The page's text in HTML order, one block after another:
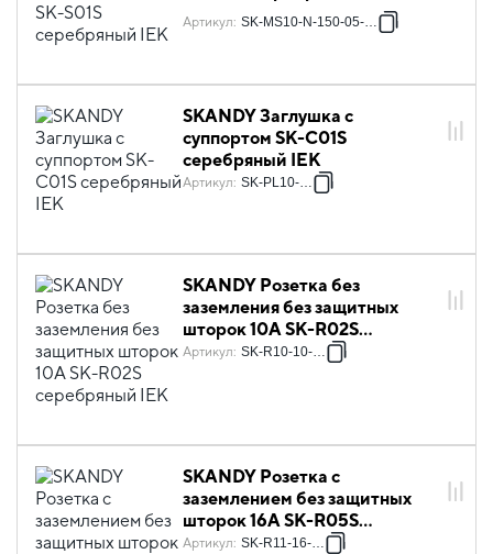
Артикул: SK-MS10-N-150-05-K23
SKANDY Заглушка с
суппортом SK-C01S
серебряный IEK
Артикул: SK-PL10-K23
SKANDY Розетка без
заземления без защитных
шторок 10А SK-R02S
серебряный IEK
Артикул: SK-R10-10-K23
SKANDY Розетка с
заземлением без защитных
шторок 16А SK-R05S
серебряный IEK
Артикул: SK-R11-16-K23